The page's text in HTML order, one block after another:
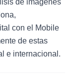
de imágenes
con el Mobile
de estas
e internacional.